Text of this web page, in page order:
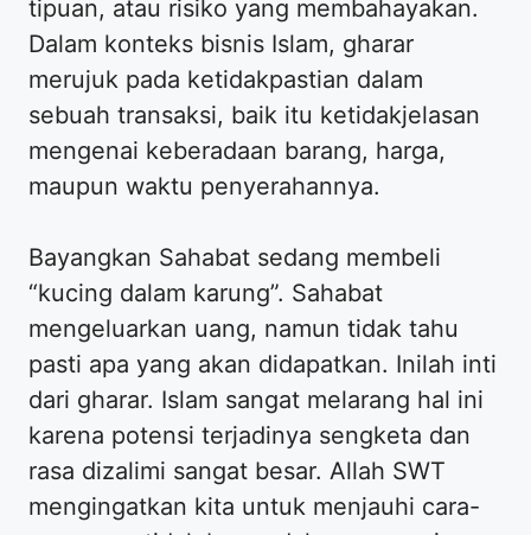
tipuan, atau risiko yang membahayakan.
Dalam konteks bisnis Islam, gharar
merujuk pada ketidakpastian dalam
sebuah transaksi, baik itu ketidakjelasan
mengenai keberadaan barang, harga,
maupun waktu penyerahannya.
Bayangkan Sahabat sedang membeli
“kucing dalam karung”. Sahabat
mengeluarkan uang, namun tidak tahu
pasti apa yang akan didapatkan. Inilah inti
dari gharar. Islam sangat melarang hal ini
karena potensi terjadinya sengketa dan
rasa dizalimi sangat besar. Allah SWT
mengingatkan kita untuk menjauhi cara-